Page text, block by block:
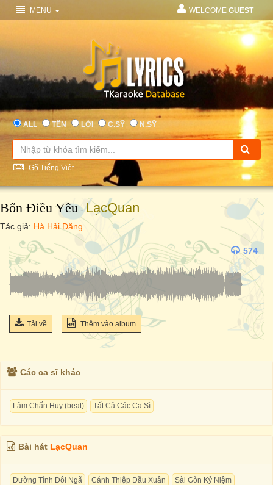
MENU WELCOME GUEST
ALL TÊN LỜI C.SỸ N.SỸ
Gõ Tiếng Việt
Bốn Điều Yêu -LạcQuan
Tác giả: Hà Hải Đăng
574
Tải về Thêm vào album
Các ca sĩ khác
Lâm Chấn Huy (beat) Tất Cả Các Ca Sĩ
Bài hát LạcQuan
Đường Tình Đôi Ngã Cánh Thiệp Đầu Xuân
Sài Gòn Kỷ Niệm